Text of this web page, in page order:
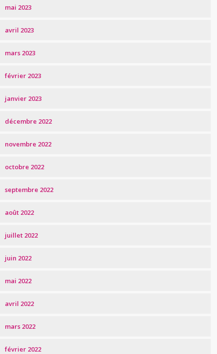
mai 2023
avril 2023
mars 2023
février 2023
janvier 2023
décembre 2022
novembre 2022
octobre 2022
septembre 2022
août 2022
juillet 2022
juin 2022
mai 2022
avril 2022
mars 2022
février 2022